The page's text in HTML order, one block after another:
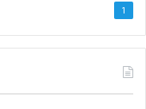
1